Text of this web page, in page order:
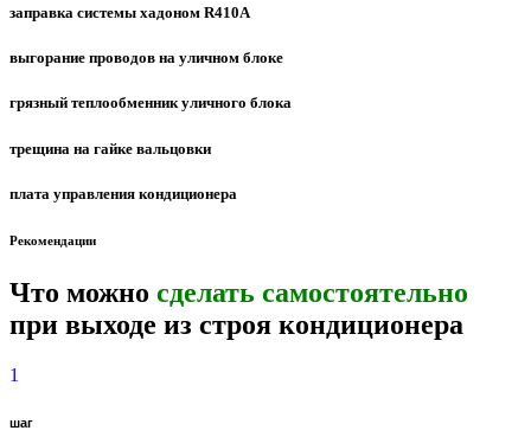
заправка системы хадоном R410A
выгорание проводов на уличном блоке
грязный теплообменник уличного блока
трещина на гайке вальцовки
плата управления кондиционера
Рекомендации
Что можно сделать самостоятельно
при выходе из строя кондиционера
1
шаг